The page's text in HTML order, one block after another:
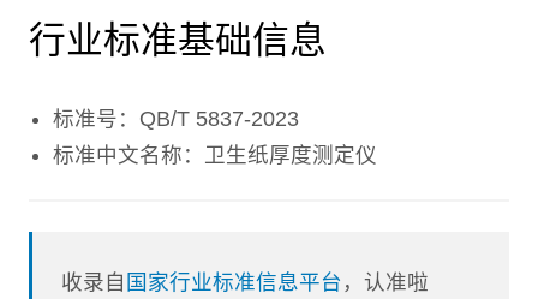
行业标准基础信息
标准号：QB/T 5837-2023
标准中文名称：卫生纸厚度测定仪
收录自 国家行业标准信息平台 ，认准啦